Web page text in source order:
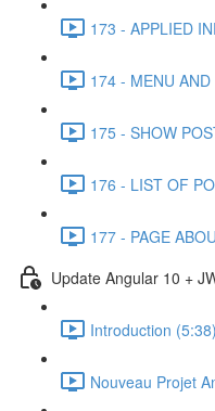
173 - APPLIED
174 - MENU
175 - SHOW
176 - LIST OF
177 - PAGE
Update Angular 10 +
Introduction (5:38)
Nouveau Projet